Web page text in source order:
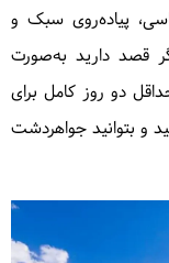
پیاده‌روی سبک و
قصد دارید به‌صورت
دو روز کامل برای
و بتوانید جواهردشت